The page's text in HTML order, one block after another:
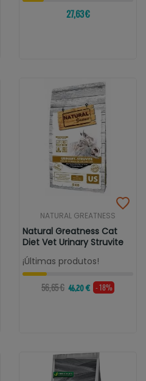
27,63 €
NATURAL GREATNESS
Natural Greatness Cat
Diet Vet Urinary Struvite
¡Últimas produtos!
56,65 € 46,20 € - 18%